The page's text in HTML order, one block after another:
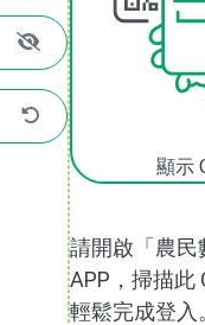
顯示
請開啟「農民
APP，掃描此
輕鬆完成登入。